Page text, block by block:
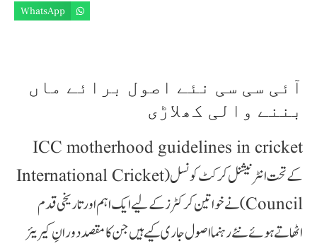
WhatsApp
آئی سی سی نئے اصول برائے ماں
بننے والی کھلاڑی
ICC motherhood guidelines in cricket
کے تحت انٹرنیشنل کرکٹ کونسل (International Cricket
Council) نے خواتین کرکٹرز کے لیے ایک اہم اور تاریخی قدم
اٹھاتے ہوئے نئے رہنما اصول جاری کیے ہیں جن کا مقصد دورانِ کیریئر